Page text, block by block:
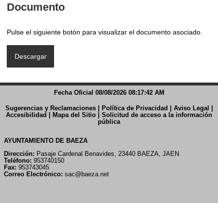
Documento
Pulse el siguiente botón para visualizar el documento asociado.
Fecha Oficial 08/08/2026 08:17:42 AM
Sugerencias y Reclamaciones| Política de Privacidad | Aviso Legal |
Accesibilidad | Mapa del Sitio | Solicitud de acceso a la información
pública
AYUNTAMIENTO DE BAEZA
Dirección: Pasaje Cardenal Benavides, 23440 BAEZA, JAEN
Teléfono: 953740150
Fax: 953743045
Correo Electrónico: sac@baeza.net